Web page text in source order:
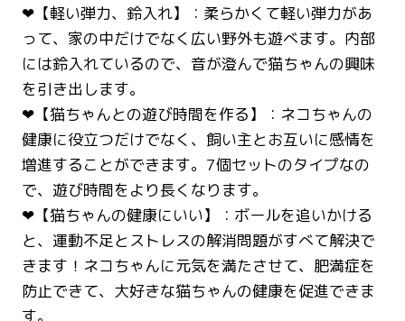
❤【軽い弾力、鈴入れ】：柔らかくて軽い弾力があ
って、家の中だけでなく広い野外も遊べます。内部
には鈴入れているので、音が澄んで猫ちゃんの興味
を引き出します。
❤【猫ちゃんとの遊び時間を作る】：ネコちゃんの
健康に役立つだけでなく、飼い主とお互いに感情を
増進することができます。7個セットのタイプなの
で、遊び時間をより長くなります。
❤【猫ちゃんの健康にいい】：ボールを追いかける
と、運動不足とストレスの解消問題がすべて解決で
きます！ネコちゃんに元気を満たさせて、肥満症を
防止できて、大好きな猫ちゃんの健康を促進できま
す。